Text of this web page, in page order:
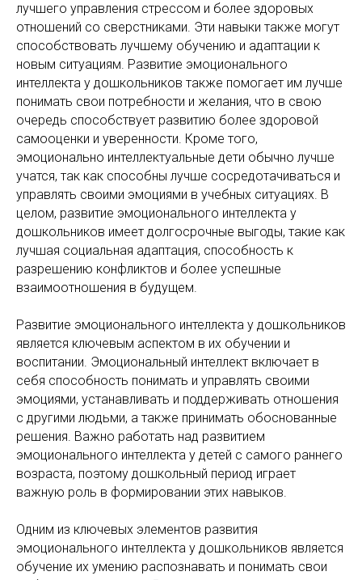
лучшего управления стрессом и более здоровых
отношений со сверстниками. Эти навыки также могут
способствовать лучшему обучению и адаптации к
новым ситуациям. Развитие эмоционального
интеллекта у дошкольников также помогает им лучше
понимать свои потребности и желания, что в свою
очередь способствует развитию более здоровой
самооценки и уверенности. Кроме того,
эмоционально интеллектуальные дети обычно лучше
учатся, так как способны лучше сосредотачиваться и
управлять своими эмоциями в учебных ситуациях. В
целом, развитие эмоционального интеллекта у
дошкольников имеет долгосрочные выгоды, такие как
лучшая социальная адаптация, способность к
разрешению конфликтов и более успешные
взаимоотношения в будущем.
Развитие эмоционального интеллекта у дошкольников
является ключевым аспектом в их обучении и
воспитании. Эмоциональный интеллект включает в
себя способность понимать и управлять своими
эмоциями, устанавливать и поддерживать отношения
с другими людьми, а также принимать обоснованные
решения. Важно работать над развитием
эмоционального интеллекта у детей с самого раннего
возраста, поэтому дошкольный период играет
важную роль в формировании этих навыков.
Одним из ключевых элементов развития
эмоционального интеллекта у дошкольников является
обучение их умению распознавать и понимать свои